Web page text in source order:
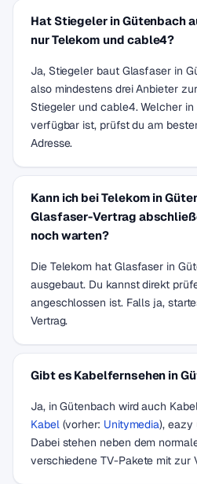
Hat Stiegeler in Gütenbach
nur Telekom und cable4?
Ja, Stiegeler baut Glasfaser in
also mindestens drei Anbieter
Stiegeler und cable4. Welcher in
verfügbar ist, prüfst du am
Adresse.
Kann ich bei Telekom in
Glasfaser-Vertrag
noch warten?
Die Telekom hat Glasfaser in
ausgebaut. Du kannst direkt
angeschlossen ist. Falls ja,
Vertrag.
Gibt es Kabelfernsehen in
Ja, in Gütenbach wird auch
Kabel(vorher: Unitymedia),
Dabei stehen neben dem
verschiedene TV-Pakete mit zur